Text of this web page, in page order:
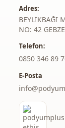
Davet
Adres:
BEYLİKBAĞI
NO: 42
Telefon:
‎0850 346 89
E-Posta